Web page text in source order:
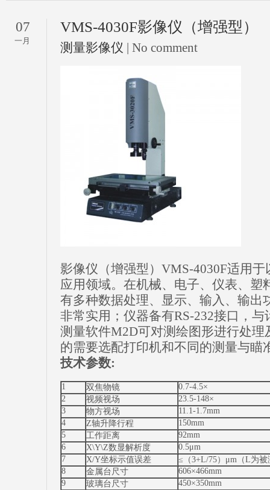
07
一月
VMS-4030F影像仪（增强型）
测量影像仪 | No comment
影像仪（增强型）VMS-4030F适用
应用领域。在机械、电子、仪表、塑
有多种数据处理、显示、输入、输出
非常实用；仪器备有RS-232接口，
测量软件M2D可对测绘图形进行处理
的需要选配打印机和不同的测量与瞄
技术参数:
1 双焦物镜
0.7-4.5×
2
视频视场
23.5-148×
3
物方视场
11.1-1.7mm
4
Z轴升降行程
150mm
5
工作距离
92mm
6
X\Y\Z数显解析度
0.5μm
7
X/Y坐标示值误差
≤（3+L/75）μm（L为
8
金属台尺寸
606×466mm
9
玻璃台尺寸
450×350mm